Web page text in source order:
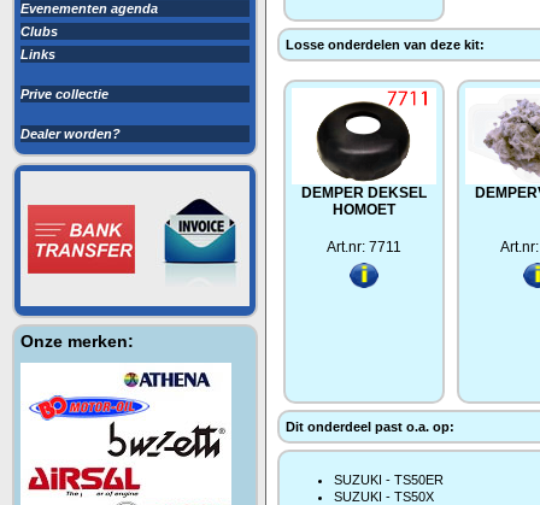
Evenementen agenda
Clubs
Links
Prive collectie
Dealer worden?
Onze merken:
Losse onderdelen van deze kit:
DEMPER DEKSEL
HOMOET
Art.nr: 7711
Dit onderdeel past o.a. op:
SUZUKI - TS50ER
SUZUKI - TS50X